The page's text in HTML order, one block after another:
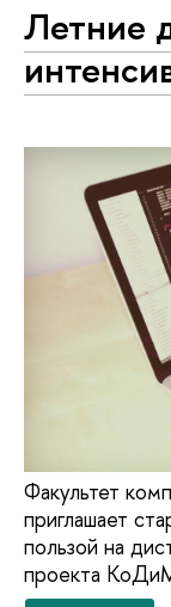
Летние
Факультет
приглашает
пользой на
проекта